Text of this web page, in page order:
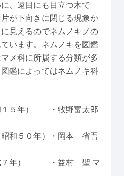
、遠目にも目立つ木で
が下向きに閉じる現象か
見えるのでネムノキノの
います。ネムノキを図鑑
メ科に所属する分類が多
鑑によってはネムノキ科
１５年） ・牧野富太郎
和５０年）・岡本 省吾
７年） ・益村 聖 マ